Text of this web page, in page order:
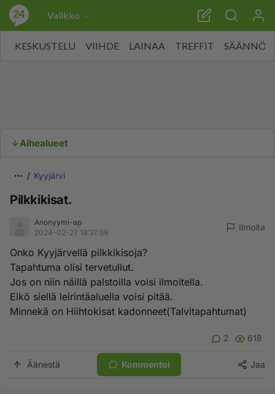
Valikko
KESKUSTELU VIIHDE LAINAA TREFFIT SÄÄNNÖT
Aihealueet
Kyyjärvi
Pilkkikisat.
Anonyymi-ap
2024-02-27 18:37:59
Ilmoita
Onko Kyyjärvellä pilkkikisoja?
Tapahtuma olisi tervetullut.
Jos on niin näillä palstoilla voisi ilmoitella.
Eikö siellä leirintäaluella voisi pitää.
Minnekä on Hiihtokisat kadonneet(Talvitapahtumat)
2 618
Äänestä Kommentoi Jaa